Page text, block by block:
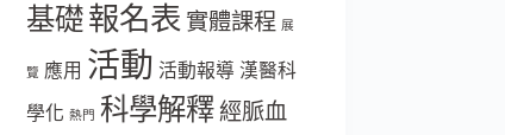
基礎報名表 實體課程 展
覽 應用 活動 活動報導 漢醫科
學化 熱門 科學解釋 經脈血